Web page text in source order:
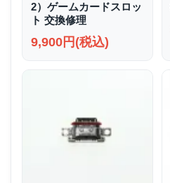
2）ゲームカードスロッ
ト 交換修理
9,900円(税込)